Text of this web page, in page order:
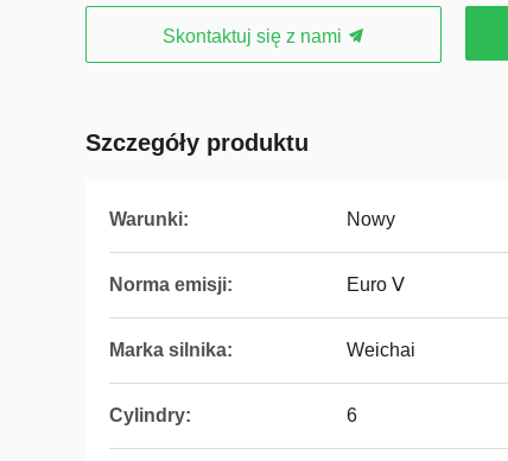
Skontaktuj się z nami
Szczegóły produktu
Warunki: Nowy
Norma emisji: Euro Ⅴ
Marka silnika: Weichai
Cylindry: 6